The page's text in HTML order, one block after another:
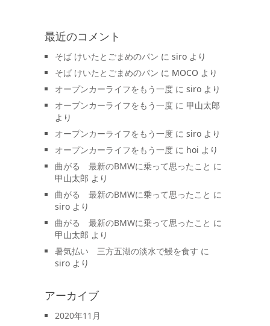
最近のコメント
そば けいたとごまめのパン に siro より
そば けいたとごまめのパン に MOCO より
オープンカーライフをもう一度 に siro より
オープンカーライフをもう一度 に 甲山太郎
より
オープンカーライフをもう一度 に siro より
オープンカーライフをもう一度 に hoi より
曲がる 最新のBMWに乗って思ったこと に
甲山太郎 より
曲がる 最新のBMWに乗って思ったこと に
siro より
曲がる 最新のBMWに乗って思ったこと に
甲山太郎 より
暑気払い 三方五湖の淡水で鰻を食す に
siro より
アーカイブ
2020年11月